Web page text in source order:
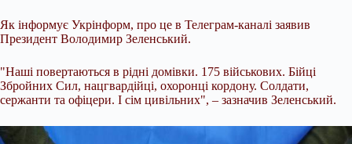
Як інформує Укрінформ, про це в Телеграм-каналі заявив
Президент Володимир Зеленський.
"Наші повертаються в рідні домівки. 175 військових. Бійці
Збройних Сил, нацгвардійці, охоронці кордону. Солдати,
сержанти та офіцери. І сім цивільних", – зазначив Зеленський.